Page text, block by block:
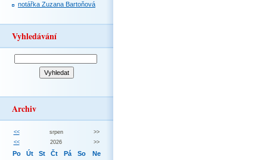
notářka Zuzana Bartoňová
Vyhledávání
Archiv
<< srpen
>>
<<
2026 >>
Po Út St Čt Pá So Ne